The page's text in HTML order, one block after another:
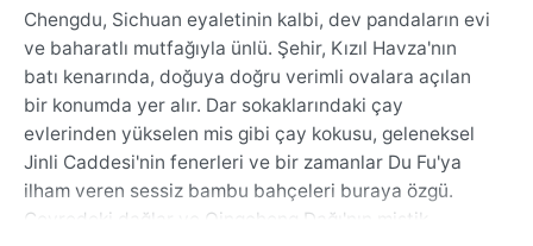
Chengdu, Sichuan eyaletinin kalbi, dev pandaların evi
ve baharatlı mutfağıyla ünlü. Şehir, Kızıl Havza'nın
batı kenarında, doğuya doğru verimli ovalara açılan
bir konumda yer alır. Dar sokaklarındaki çay
evlerinden yükselen mis gibi çay kokusu, geleneksel
Jinli Caddesi'nin fenerleri ve bir zamanlar Du Fu'ya
ilham veren sessiz bambu bahçeleri buraya özgü.
Çevredeki dağlar ve Qingcheng Dağı'nın mistik